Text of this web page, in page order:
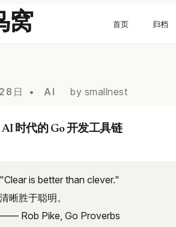
窝 首页 归档
日 AI by smallnest
时代的 Go 开发工具链
"Clear is better than clever."
清晰胜于聪明。
—— Rob Pike, Go Proverbs